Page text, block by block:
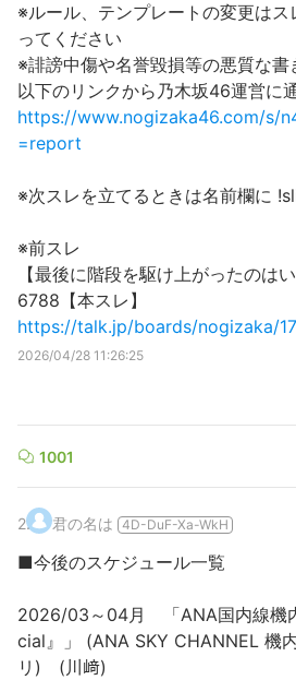
※ルール、テンプレートの変更は
ってください
※誹謗中傷や名誉毀損等の悪質な書
以下のリンクから乃木坂46運営に
https://www.nogizaka46.com/s/
=report
※次スレを立てるときは名前欄に
※前スレ
【最後に階段を駆け上がったのは
6788【本スレ】
https://talk.jp/boards/nogizaka/
2026/04/28 11:26:25
1001
2. 君の名は 4D-DuF-Xa-WkH
■今後のスケジュール一覧
2026/03～04月 「ANA国内線機
cial』」 (ANA SKY CHANNEL 機
リ) (川﨑)